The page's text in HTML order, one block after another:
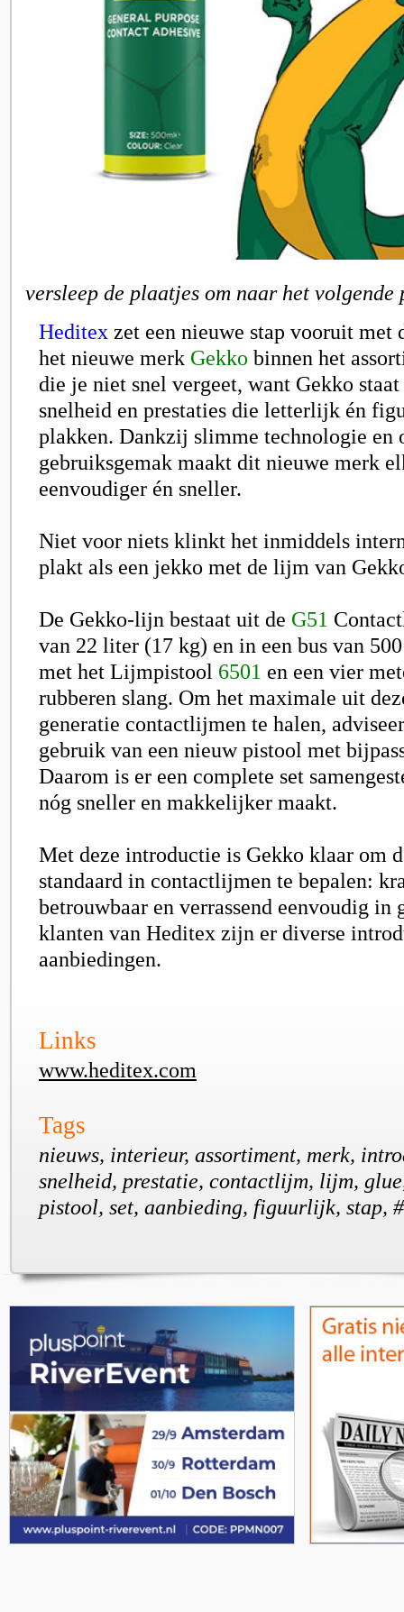
versleep de plaatjes om naar het
Heditex zet een nieuwe stap vooruit met
het nieuwe merk Gekko binnen het
die je niet snel vergeet, want Gekko
snelheid en prestaties die letterlijk én
plakken. Dankzij slimme technologie en
gebruiksgemak maakt dit nieuwe merk
eenvoudiger én sneller.
Niet voor niets klinkt het inmiddels
plakt als een jekko met de lijm van
De Gekko-lijn bestaat uit de G51
van 22 liter (17 kg) en in een bus van
met het Lijmpistool 6501 en een vier
rubberen slang. Om het maximale uit
generatie contactlijmen te halen,
gebruik van een nieuw pistool met
Daarom is er een complete set
nóg sneller en makkelijker maakt.
Met deze introductie is Gekko klaar om
standaard in contactlijmen te bepalen:
betrouwbaar en verrassend eenvoudig in
klanten van Heditex zijn er diverse
aanbiedingen.
Links
www.heditex.com
Tags
nieuws, interieur, assortiment, merk,
snelheid, prestatie, contactlijm, lijm,
pistool, set, aanbieding, figuurlijk, stap,